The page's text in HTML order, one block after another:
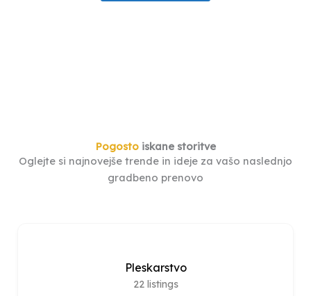
Pogostoiskane storitve
Oglejte si najnovejše trende in ideje za vašo naslednjo
gradbeno prenovo
Pleskarstvo
22 listings